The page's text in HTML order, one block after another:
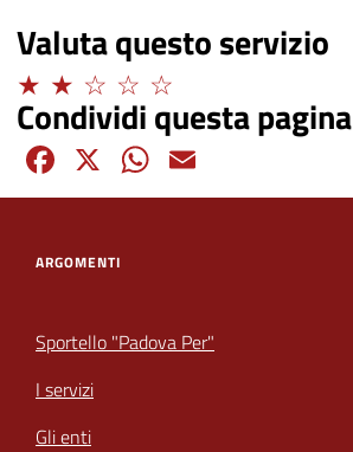
Valuta questo servizio
Limitato
Condividi questa pagina
Facebook
X WhatsApp
Email
ARGOMENTI
Sportello "Padova Per"
I servizi
Gli enti